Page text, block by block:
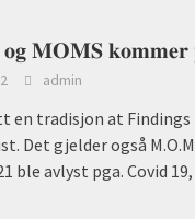
𝐨𝐠 𝐌𝐎𝐌𝐒 𝐤𝐨𝐦𝐦𝐞𝐫
admin
en tradisjon at
Det gjelder også
ble avlyst pga. Covid 19,